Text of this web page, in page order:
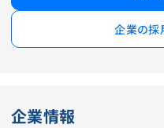
企業の採
企業情報